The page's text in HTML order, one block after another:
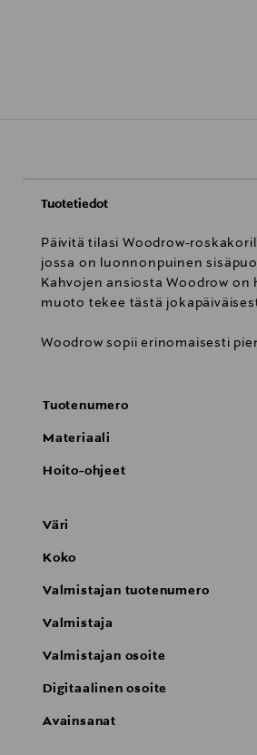
Tuotetiedot
Päivitä tilasi Woodrow-
jossa on luonnonpuinen
Kahvojen ansiosta Woodrow
muoto tekee tästä
Woodrow sopii erinomaisesti
Tuotenumero
Materiaali
Hoito-ohjeet
Väri
Koko
Valmistajan tuotenumero
Valmistaja
Valmistajan osoite
Digitaalinen osoite
Avainsanat